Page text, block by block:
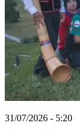
31/07/2026 - 5:20